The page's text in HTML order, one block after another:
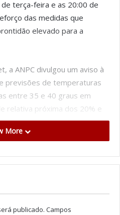
terça-feira e as 20:00 de
das medidas que
elevado para a
a ANPC divulgou um aviso à
previsões de temperaturas
entre 35 e 40 graus em
relativa próxima dos 20% e
atingir valores de
More
publicado. Campos